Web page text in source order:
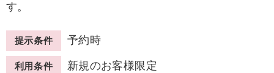
す。
提示条件 予約時
利用条件 新規のお客様限定